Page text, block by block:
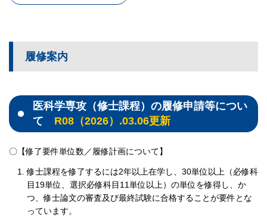
履修案内
医科学専攻（修士課程）の履修申請等につい
て R08（2026）.03.06更新
〇【修了要件単位数／履修計画について】
修士課程を修了するには2年以上在学し、30単位以上（必修科
目19単位、選択必修科目11単位以上）の単位を修得し、か
つ、修士論文の審査及び最終試験に合格することが要件とな
っています。